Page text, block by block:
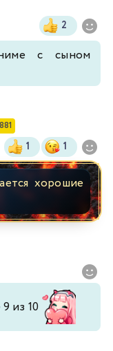
2
с сыном
881
1 1
хорошие
из 10